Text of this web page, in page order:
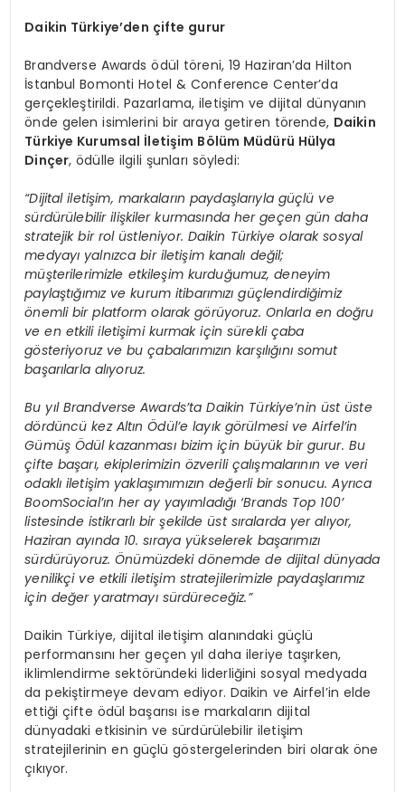
Daikin Türkiye’den çifte gurur
Brandverse Awards ödül töreni, 19 Haziran’da Hilton
İstanbul Bomonti Hotel & Conference Center’da
gerçekleştirildi. Pazarlama, iletişim ve dijital dünyanın
önde gelen isimlerini bir araya getiren törende, Daikin
Türkiye Kurumsal İletişim Bölüm Müdürü Hülya
Dinçer, ödülle ilgili şunları söyledi:
“Dijital iletişim, markaların paydaşlarıyla güçlü ve
sürdürülebilir ilişkiler kurmasında her geçen gün daha
stratejik bir rol üstleniyor. Daikin Türkiye olarak sosyal
medyayı yalnızca bir iletişim kanalı değil;
müşterilerimizle etkileşim kurduğumuz, deneyim
paylaştığımız ve kurum itibarımızı güçlendirdiğimiz
önemli bir platform olarak görüyoruz. Onlarla en doğru
ve en etkili iletişimi kurmak için sürekli çaba
gösteriyoruz ve bu çabalarımızın karşılığını somut
başarılarla alıyoruz.
Bu yıl Brandverse Awards’ta Daikin Türkiye’nin üst üste
dördüncü kez Altın Ödül’e layık görülmesi ve Airfel’in
Gümüş Ödül kazanması bizim için büyük bir gurur. Bu
çifte başarı, ekiplerimizin özverili çalışmalarının ve veri
odaklı iletişim yaklaşımımızın değerli bir sonucu. Ayrıca
BoomSocial’ın her ay yayımladığı ‘Brands Top 100’
listesinde istikrarlı bir şekilde üst sıralarda yer alıyor,
Haziran ayında 10. sıraya yükselerek başarımızı
sürdürüyoruz. Önümüzdeki dönemde de dijital dünyada
yenilikçi ve etkili iletişim stratejilerimizle paydaşlarımız
için değer yaratmayı sürdüreceğiz.”
Daikin Türkiye, dijital iletişim alanındaki güçlü
performansını her geçen yıl daha ileriye taşırken,
iklimlendirme sektöründeki liderliğini sosyal medyada
da pekiştirmeye devam ediyor. Daikin ve Airfel’in elde
ettiği çifte ödül başarısı ise markaların dijital
dünyadaki etkisinin ve sürdürülebilir iletişim
stratejilerinin en güçlü göstergelerinden biri olarak öne
çıkıyor.